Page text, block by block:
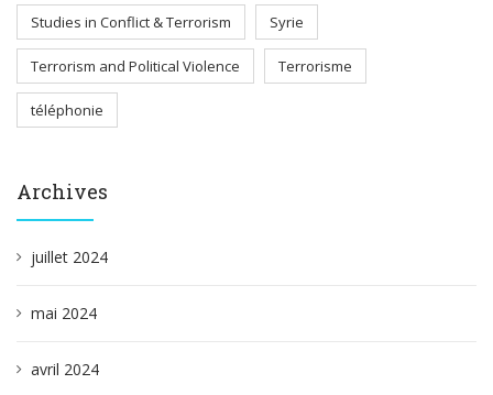
Studies in Conflict & Terrorism Syrie
Terrorism and Political Violence Terrorisme
téléphonie
Archives
juillet 2024
mai 2024
avril 2024